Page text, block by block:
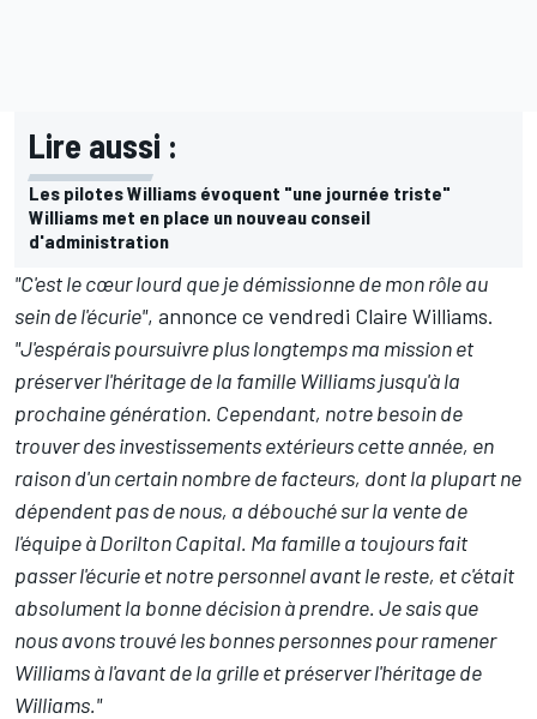
Lire aussi :
Les pilotes Williams évoquent "une journée triste"
Williams met en place un nouveau conseil
d'administration
"C'est le cœur lourd que je démissionne de mon rôle au
sein de l'écurie", annonce ce vendredi Claire Williams.
"J'espérais poursuivre plus longtemps ma mission et
préserver l'héritage de la famille Williams jusqu'à la
prochaine génération. Cependant, notre besoin de
trouver des investissements extérieurs cette année, en
raison d'un certain nombre de facteurs, dont la plupart ne
dépendent pas de nous, a débouché sur la vente de
l'équipe à Dorilton Capital. Ma famille a toujours fait
passer l'écurie et notre personnel avant le reste, et c'était
absolument la bonne décision à prendre. Je sais que
nous avons trouvé les bonnes personnes pour ramener
Williams à l'avant de la grille et préserver l'héritage de
Williams."